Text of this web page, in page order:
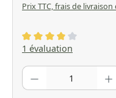
Prix TTC, frais de livraison
Note moyenne de 4
1 évaluation
Quantité de produit :